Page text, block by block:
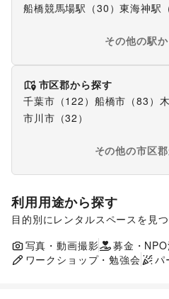
船橋競馬場駅 （30 ）東海神駅
その他の駅
市区郡から探す
千葉市 （122 ） 船橋市 （83 ）
市川市 （32 ）
その他の市区
利用用途から探す
目的別にレンタルスペースを見
食品販売
展示会・個展
写真・動画撮影 募金・
ワークショップ・勉強会
パ